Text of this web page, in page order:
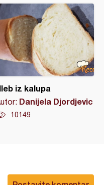
iz kalupa
Danijela Djordjevic
10149